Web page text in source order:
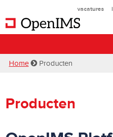
vacatures
Home Producten
Producten